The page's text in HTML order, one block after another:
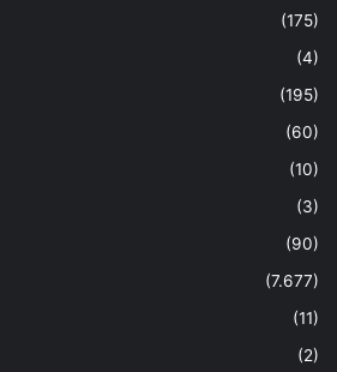
(175)
(4)
(195)
(60)
(10)
(3)
(90)
(7.677)
(11)
(2)